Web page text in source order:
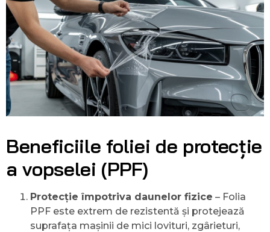
Beneficiile foliei de protecție
a vopselei (PPF)
Protecție împotriva daunelor fizice – Folia
PPF este extrem de rezistentă și protejează
suprafața mașinii de mici lovituri, zgârieturi,